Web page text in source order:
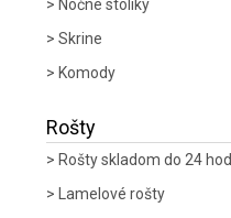
Nočné stolíky
Skrine
Komody
Rošty
Rošty skladom do 24 hod.
Lamelové rošty